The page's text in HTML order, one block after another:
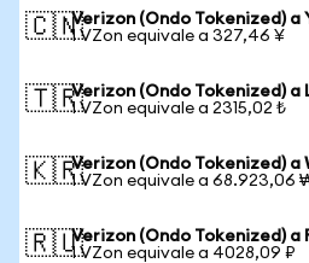
🇨🇳Verizon (Ondo Tokenized) a
1 VZon equivale a 327,46 ¥
🇹🇷Verizon (Ondo Tokenized) a
1 VZon equivale a 2315,02 ₺
🇰🇷Verizon (Ondo Tokenized) a
1 VZon equivale a 68.923,06
🇷🇺Verizon (Ondo Tokenized) a
1 VZon equivale a 4028,09 ₽